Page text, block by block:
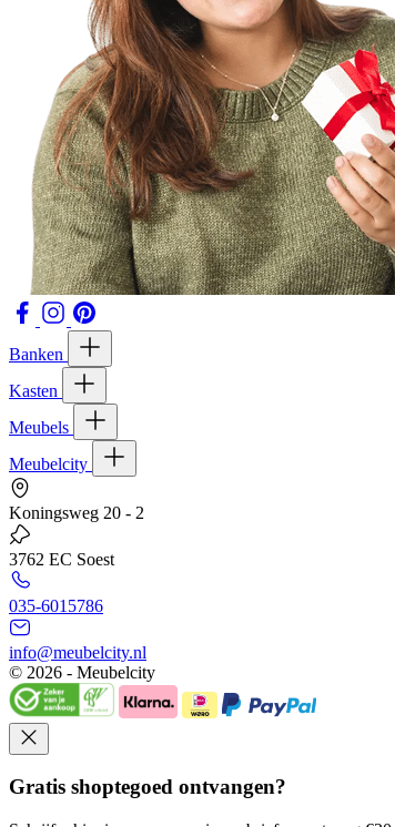
Banken
Kasten
Meubels
Meubelcity
Koningsweg 20 - 2
3762 EC Soest
035-6015786
info@meubelcity.nl
© 2026 - Meubelcity
Gratis shoptegoed ontvangen?